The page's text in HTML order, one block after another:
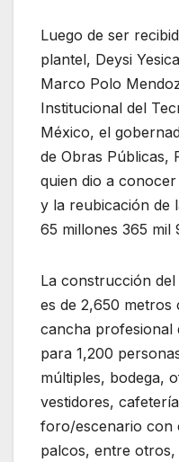
Luego de ser
plantel, Deysi
Marco Polo
Institucional del
México, el
de Obras Públicas,
quien dio a
y la reubicación de
65 millones 365 mil
La construcción
es de 2,650 metros
cancha profesional
para 1,200
múltiples, bodega,
vestidores,
foro/escenario con
palcos, entre